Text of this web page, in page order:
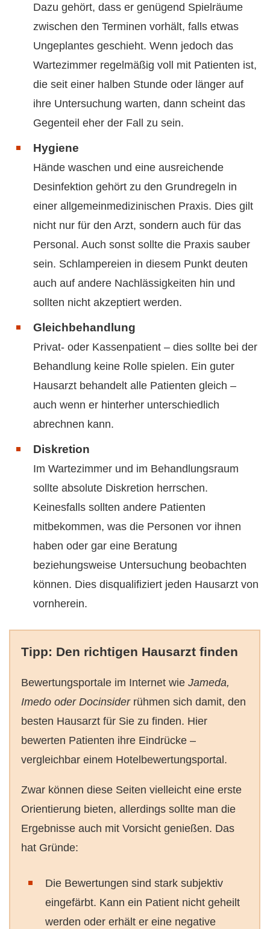
Dazu gehört, dass er genügend Spielräume
zwischen den Terminen vorhält, falls etwas
Ungeplantes geschieht. Wenn jedoch das
Wartezimmer regelmäßig voll mit Patienten ist,
die seit einer halben Stunde oder länger auf
ihre Untersuchung warten, dann scheint das
Gegenteil eher der Fall zu sein.
Hygiene
Hände waschen und eine ausreichende
Desinfektion gehört zu den Grundregeln in
einer allgemeinmedizinischen Praxis. Dies gilt
nicht nur für den Arzt, sondern auch für das
Personal. Auch sonst sollte die Praxis sauber
sein. Schlampereien in diesem Punkt deuten
auch auf andere Nachlässigkeiten hin und
sollten nicht akzeptiert werden.
Gleichbehandlung
Privat- oder Kassenpatient – dies sollte bei der
Behandlung keine Rolle spielen. Ein guter
Hausarzt behandelt alle Patienten gleich –
auch wenn er hinterher unterschiedlich
abrechnen kann.
Diskretion
Im Wartezimmer und im Behandlungsraum
sollte absolute Diskretion herrschen.
Keinesfalls sollten andere Patienten
mitbekommen, was die Personen vor ihnen
haben oder gar eine Beratung
beziehungsweise Untersuchung beobachten
können. Dies disqualifiziert jeden Hausarzt von
vornherein.
Tipp: Den richtigen Hausarzt finden
Bewertungsportale im Internet wie Jameda,
Imedo oder Docinsiderrühmen sich damit, den
besten Hausarzt für Sie zu finden. Hier
bewerten Patienten ihre Eindrücke –
vergleichbar einem Hotelbewertungsportal.
Zwar können diese Seiten vielleicht eine erste
Orientierung bieten, allerdings sollte man die
Ergebnisse auch mit Vorsicht genießen. Das
hat Gründe:
Die Bewertungen sind stark subjektiv
eingefärbt. Kann ein Patient nicht geheilt
werden oder erhält er eine negative